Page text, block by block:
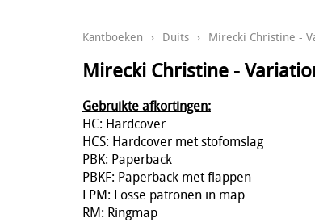
Kantboeken › Duits › Mirecki Christine -
Mirecki Christine -
Gebruikte afkortingen:
HC: Hardcover
HCS: Hardcover met stofomslag
PBK: Paperback
PBKF: Paperback met flappen
LPM: Losse patronen in map
RM: Ringmap